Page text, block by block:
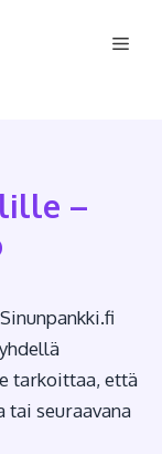
–
tarkoittaa, että
tai seuraavana